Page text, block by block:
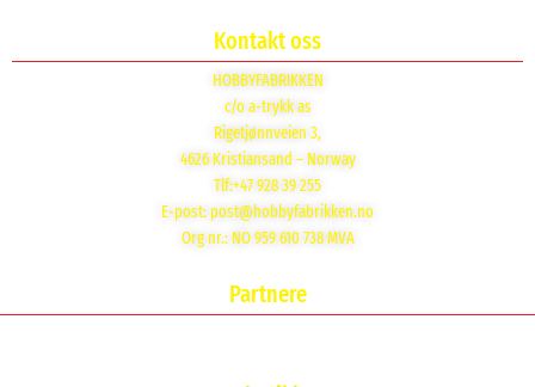
Kontakt oss
HOBBYFABRIKKEN
c/o a-trykk as
Rigetjønnveien 3,
4626 Kristiansand – Norway
Tlf:+47 928 39 255
E-post: post@hobbyfabrikken.no
Org nr.: NO 959 610 738 MVA
Partnere